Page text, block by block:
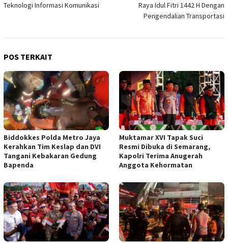
Teknologi Informasi Komunikasi
Raya Idul Fitri 1442 H Dengan
Pengendalian Transportasi
POS TERKAIT
Biddokkes Polda Metro Jaya
Kerahkan Tim Keslap dan DVI
Tangani Kebakaran Gedung
Bapenda
Muktamar XVI Tapak Suci
Resmi Dibuka di Semarang,
Kapolri Terima Anugerah
Anggota Kehormatan